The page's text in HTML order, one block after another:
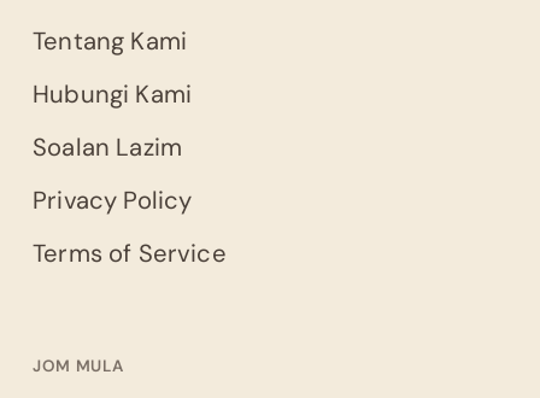
Tentang Kami
Hubungi Kami
Soalan Lazim
Privacy Policy
Terms of Service
JOM MULA